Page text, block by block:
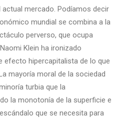
mercado. Podíamos decir
mundial se combina a la
perverso, que ocupa
Klein ha ironizado
efecto hipercapitalista de lo que
mayoría moral de la sociedad
turbia que la
la monotonía de la superficie e
que se necesita para